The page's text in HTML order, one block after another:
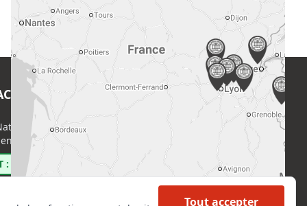
Tout accepter
de l’Expertise (CNE)
Regnault, 75014 Paris
: 0800 00 80 89
EN SAVOIR PLUS
Formations
Nous rejoindre
Partenaires